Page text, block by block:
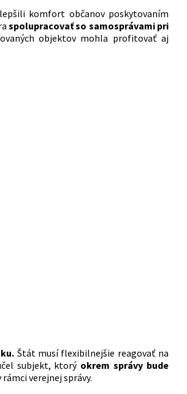
komfort občanov poskytovaním
spolupracovať so samosprávami pri
objektov mohla profitovať aj
Štát musí flexibilnejšie reagovať na
subjekt, ktorý okrem správy bude
verejnej správy.